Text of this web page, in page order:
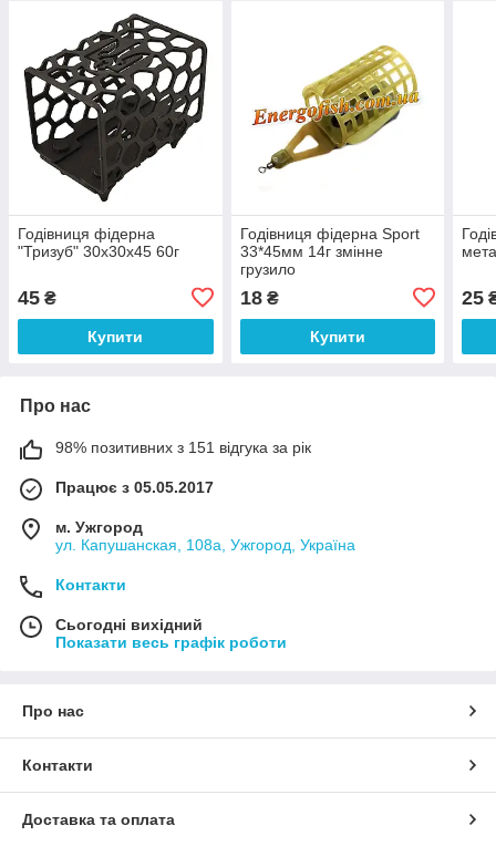
Годівниця фідерна
"Тризуб" 30х30х45 60г
45 ₴
Купити
Годівниця фідерна Sport
33*45мм 14г змінне
грузило
18₴
Купити
25
Про нас
98% позитивних з 151 відгука за рік
Працює з 05.05.2017
м. Ужгород
ул. Капушанская, 108а, Ужгород, Україна
Контакти
Сьогодні вихідний
Показати весь графік роботи
Про нас
Контакти
Доставка та оплата